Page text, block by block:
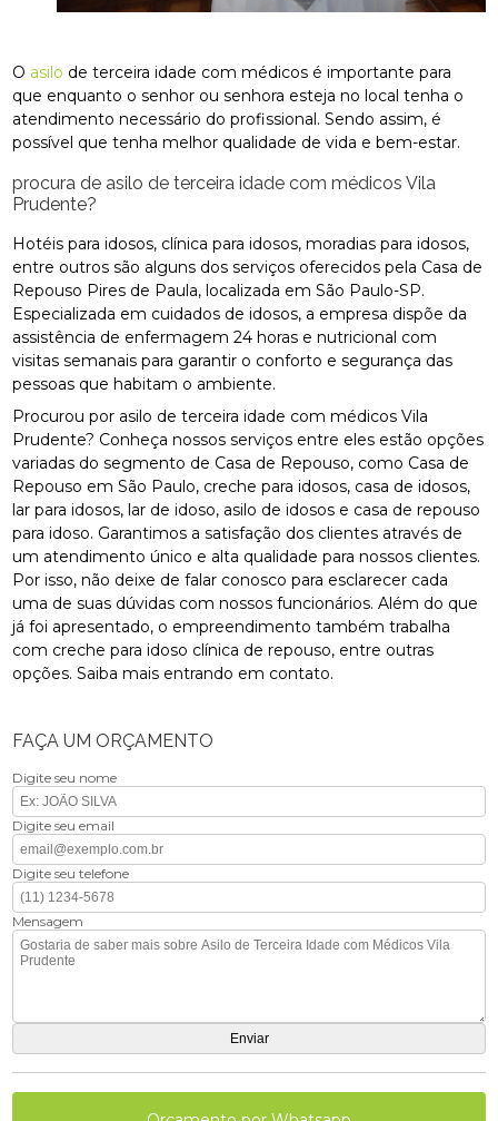
O asilo de terceira idade com médicos é importante para
que enquanto o senhor ou senhora esteja no local tenha o
atendimento necessário do profissional. Sendo assim, é
possível que tenha melhor qualidade de vida e bem-estar.
procura de asilo de terceira idade com médicos Vila
Prudente?
Hotéis para idosos, clínica para idosos, moradias para idosos,
entre outros são alguns dos serviços oferecidos pela Casa de
Repouso Pires de Paula, localizada em São Paulo-SP.
Especializada em cuidados de idosos, a empresa dispõe da
assistência de enfermagem 24 horas e nutricional com
visitas semanais para garantir o conforto e segurança das
pessoas que habitam o ambiente.
Procurou por asilo de terceira idade com médicos Vila
Prudente? Conheça nossos serviços entre eles estão opções
variadas do segmento de Casa de Repouso, como Casa de
Repouso em São Paulo, creche para idosos, casa de idosos,
lar para idosos, lar de idoso, asilo de idosos e casa de repouso
para idoso. Garantimos a satisfação dos clientes através de
um atendimento único e alta qualidade para nossos clientes.
Por isso, não deixe de falar conosco para esclarecer cada
uma de suas dúvidas com nossos funcionários. Além do que
já foi apresentado, o empreendimento também trabalha
com creche para idoso clínica de repouso, entre outras
opções. Saiba mais entrando em contato.
FAÇA UM ORÇAMENTO
Digite seu nome
Digite seu email
Digite seu telefone
Mensagem